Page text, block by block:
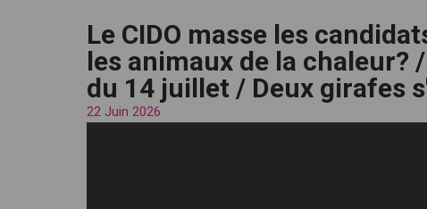
Le CIDO masse les
les animaux de la chaleur?
du 14 juillet / Deux girafes
22 Juin 2026